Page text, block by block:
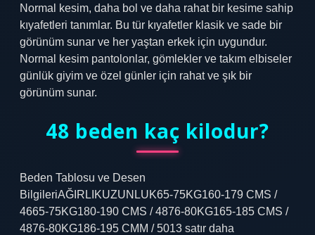
Normal kesim, daha bol ve daha rahat bir kesime sahip
kıyafetleri tanımlar. Bu tür kıyafetler klasik ve sade bir
görünüm sunar ve her yaştan erkek için uygundur.
Normal kesim pantolonlar, gömlekler ve takım elbiseler
günlük giyim ve özel günler için rahat ve şık bir
görünüm sunar.
48 beden kaç kilodur?
Beden Tablosu ve Desen
BilgileriAĞIRLIKUZUNLUK65-75KG160-179 CMS /
4665-75KG180-190 CMS / 4876-80KG165-185 CMS /
4876-80KG186-195 CMM / 5013 satır daha